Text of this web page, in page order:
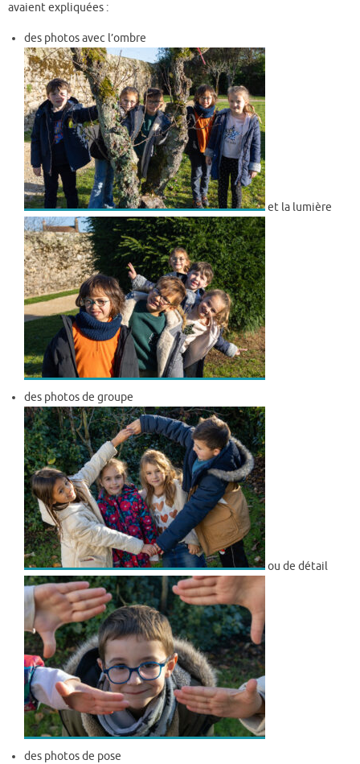
avaient expliquées :
des photos avec l’ombre
et la lumière
des photos de groupe
ou de détail
des photos de pose